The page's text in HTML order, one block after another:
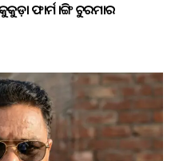
ଫାର୍ମ ଭାଙ୍ଗି ଚୁରମାର